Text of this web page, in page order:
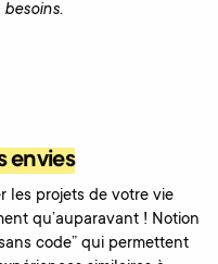
envies
les projets de votre vie
qu’auparavant ! Notion
code” qui permettent